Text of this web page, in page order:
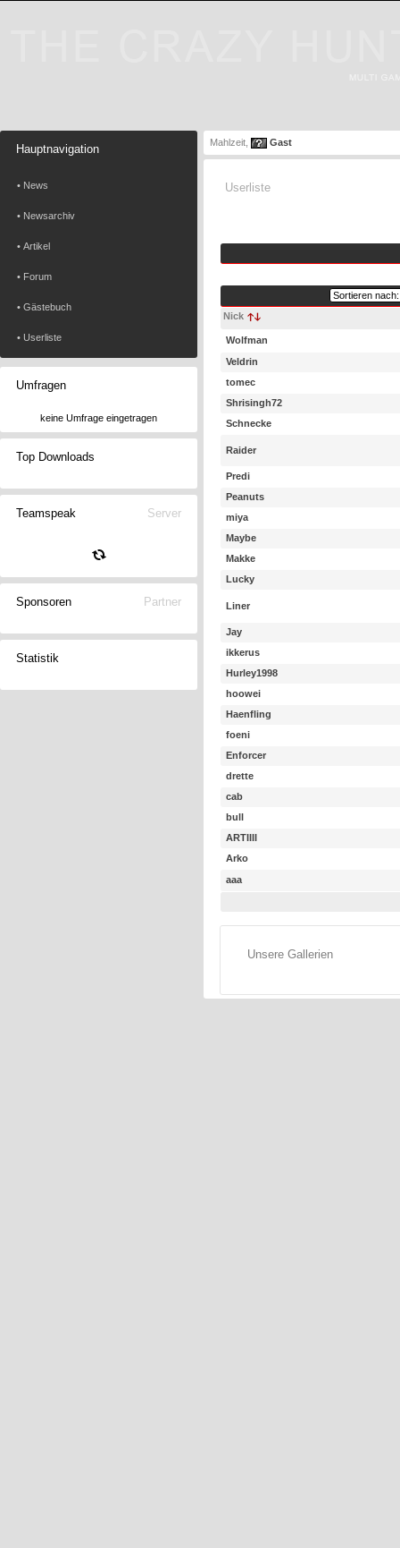
Hauptnavigation
• News
• Newsarchiv
• Artikel
• Forum
• Gästebuch
• Userliste
Umfragen
keine Umfrage eingetragen
Top Downloads
Teamspeak Server
Sponsoren Partner
Statistik
Mahlzeit, Gast
Userliste
Nick
Wolfman
Veldrin
tomec
Shrisingh72
Schnecke
Raider
Predi
Peanuts
miya
Maybe
Makke
Lucky
Liner
Jay
ikkerus
Hurley1998
hoowei
Haenfling
foeni
Enforcer
drette
cab
bull
ARTIIII
Arko
aaa
Unsere Gallerien